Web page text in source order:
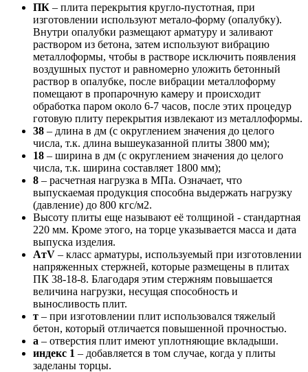
ПК – плита перекрытия кругло-пустотная, при
изготовлении используют метало-форму (опалубку).
Внутри опалубки размещают арматуру и заливают
раствором из бетона, затем используют вибрацию
металлоформы, чтобы в растворе исключить появления
воздушных пустот и равномерно уложить бетонный
раствор в опалубке, после вибрации металлоформу
помещают в пропарочную камеру и происходит
обработка паром около 6-7 часов, после этих процедур
готовую плиту перекрытия извлекают из металлоформы.
38 – длина в дм (с округлением значения до целого
числа, т.к. длина вышеуказанной плиты 3800 мм);
18 – ширина в дм (с округлением значения до целого
числа, т.к. ширина составляет 1800 мм);
8 – расчетная нагрузка в МПа. Означает, что
выпускаемая продукция способна выдержать нагрузку
(давление) до 800 кгс/м2.
Высоту плиты еще называют её толщиной - стандартная
220 мм. Кроме этого, на торце указывается масса и дата
выпуска изделия.
AтV – класс арматуры, используемый при изготовлении
напряженных стержней, которые размещены в плитах
ПК 38-18-8. Благодаря этим стержням повышается
величина нагрузки, несущая способность и
выносливость плит.
т – при изготовлении плит использовался тяжелый
бетон, который отличается повышенной прочностью.
а – отверстия плит имеют уплотняющие вкладыши.
индекс 1 – добавляется в том случае, когда у плиты
заделаны торцы.